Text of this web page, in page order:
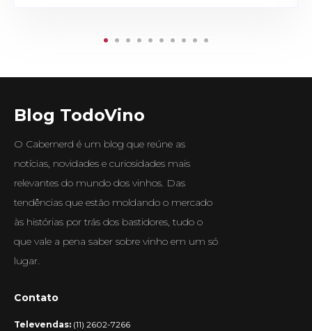
Blog TodoVino
O Cabernerd é um blog que reúne as
notícias, novidades e curiosidades mais
relevantes do mundo dos vinhos. Das
tendências que estão moldando o mercado
às histórias por trás dos bastidores, tudo o
que vale a pena saber sobre vinho em um só
lugar.
Contato
Televendas: (11) 2602-7266